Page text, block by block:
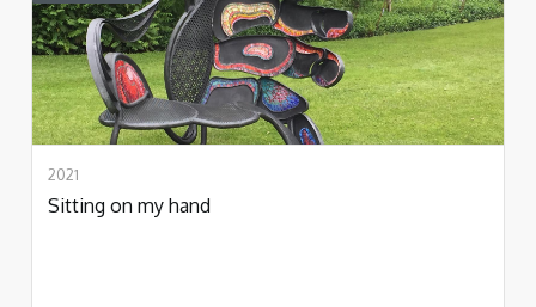
2021
Sitting on my hand